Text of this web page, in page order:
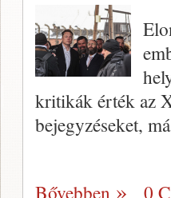
kritikák érték az
bejegyzéseket,
Bővebben 0